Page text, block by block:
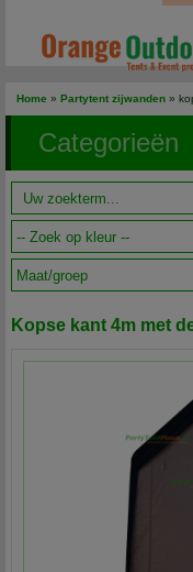
Home » Partytent zijwanden »
Categorieën
Kopse kant 4m met